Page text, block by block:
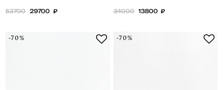
53700 29700 ₽ 34000 13800 ₽
-70% -70%